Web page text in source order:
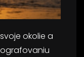
okolie a